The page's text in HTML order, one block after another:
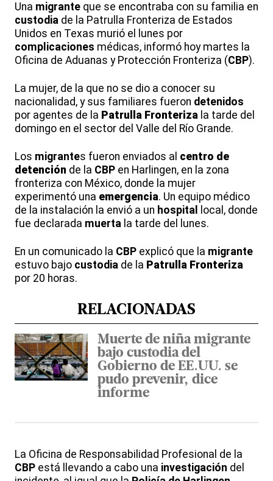
Una migrante que se encontraba con su familia en
custodia de la Patrulla Fronteriza de Estados
Unidos en Texas murió el lunes por
complicaciones médicas, informó hoy martes la
Oficina de Aduanas y Protección Fronteriza (CBP).
La mujer, de la que no se dio a conocer su
nacionalidad, y sus familiares fueron detenidos
por agentes de la Patrulla Fronteriza la tarde del
domingo en el sector del Valle del Río Grande.
Los migrantes fueron enviados al centro de
detención de la CBP en Harlingen, en la zona
fronteriza con México, donde la mujer
experimentó una emergencia. Un equipo médico
de la instalación la envió a un hospital
local, donde
fue declarada muerta la tarde del lunes.
En un comunicado la CBP explicó que la migrante
estuvo bajo custodia de la Patrulla Fronteriza
por 20 horas.
RELACIONADAS
Muerte de niña migrante
bajo custodia del
Gobierno de EE.UU. se
pudo prevenir, dice
informe
La Oficina de Responsabilidad Profesional de la
CBP está llevando a cabo una investigación del